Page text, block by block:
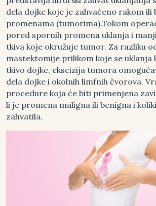
dela dojke koje je zahvaćeno rakom ili
promenama (tumorima).Tokom
pored spornih promena uklanja i
tkiva koje okružuje tumor. Za razliku
mastektomije prilikom koje se uklanja
tkivo dojke, ekscizija tumora
dela dojke i okolnih limfnih čvorova.
procedure koja će biti primenjena
li je promena maligna ili benigna i
zahvatila.